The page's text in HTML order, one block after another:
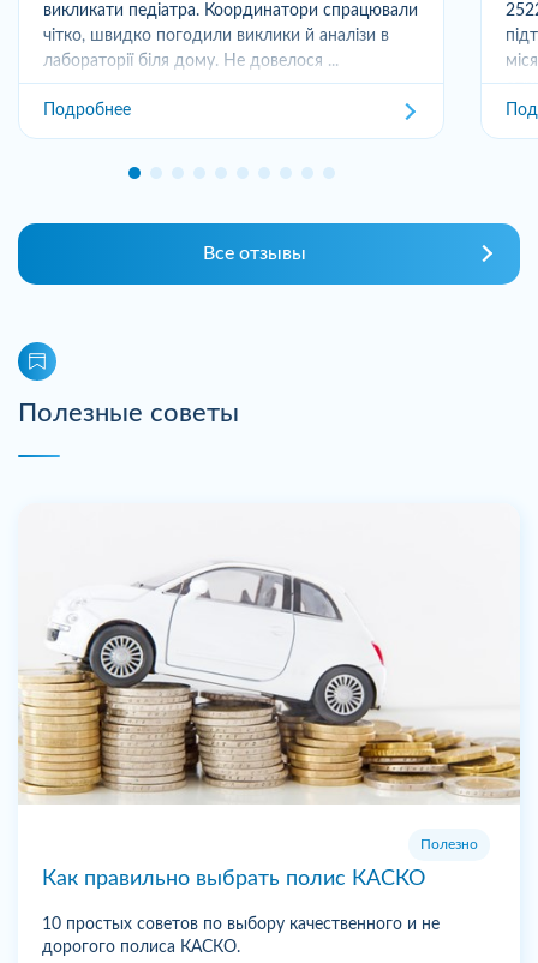
викликати педіатра. Координатори спрацювали
чітко, швидко погодили виклики й аналізи в
лабораторії біля дому. Не довелося ...
Подробнее
Все отзывы
Полезные советы
Полезно
Как правильно выбрать полис КАСКО
10 простых советов по выбору качественного и не
дорогого полиса КАСКО.